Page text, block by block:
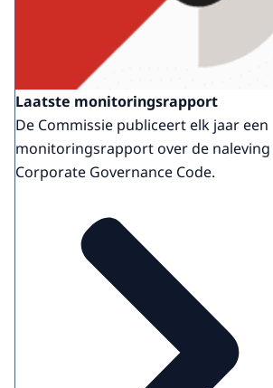
Laatste monitoringsrapport
De Commissie publiceert elk jaar een
monitoringsrapport over de naleving
Corporate Governance Code.